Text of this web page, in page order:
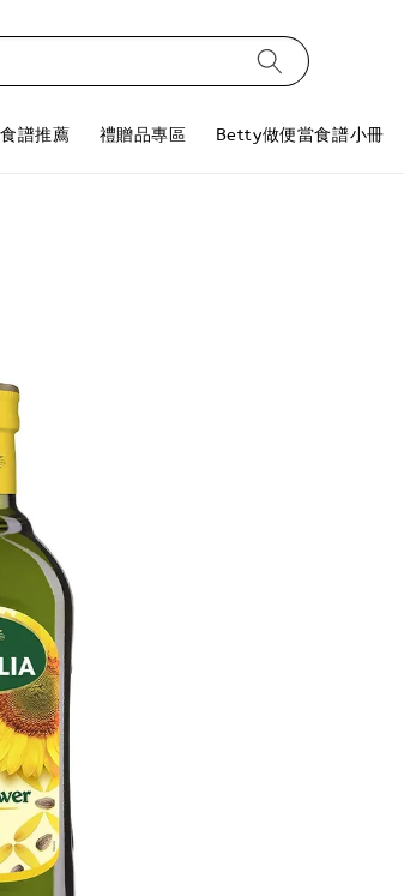
譜推薦 禮贈品專區 Betty做便當食譜小冊